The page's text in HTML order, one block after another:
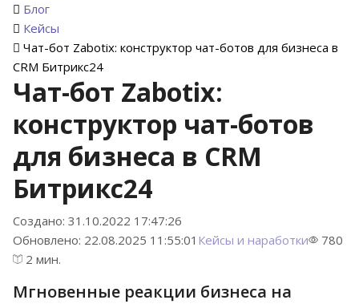
Блог
Кейсы
Чат-бот Zabotix: конструктор чат-ботов для бизнеса в
CRM Битрикс24
Чат-бот Zabotix:
конструктор чат-ботов
для бизнеса в CRM
Битрикс24
Создано: 31.10.2022 17:47:26
Обновлено: 22.08.2025 11:55:01 Кейсы и наработки
780
2 мин.
Мгновенные реакции бизнеса на